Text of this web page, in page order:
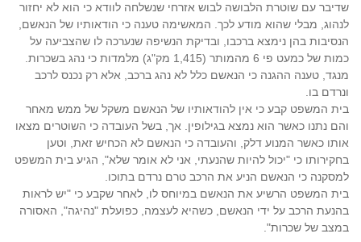
שדיבר עם שוטרת הלבושה לבוש אזרחי שנשלחה לוודא כי הוא לא יחזור
לנהוג, מבלי שהוא מודע לכך. המאשימה טענה כי הודאותיו של הנאשם,
הנסיבות בהן נימצא ברכבו, ובדיקת הנשיפה שנערכה לו שהצביעה על
כמות של כמעט פי 6 מהמותר (1,415 מק"ג) מלמדות כי נהג בשכרות.
מנגד, טענה ההגנה כי הנאשם כלל לא נהג ברכב, אלא רק נכנס לרכב
ונרדם בו.
בית המשפט קבע כי אין להודאותיו של הנאשם משקל של ממש מאחר
והם נתנו כאשר הוא נמצא בגילופין. אך, בשל העובדה כי השוטרים מצאו
אותו כאשר המנוע דלק, והעובדה כי הנאשם לא הכחיש זאת, וטען
בחקירותו כי "יכול להיות שהנעתי, אני לא אומר שלא", הגיע בית המשפט
למסקנה כי הנאשם הניע את הרכב טרם נרדם בתוכו.
בית המשפט הרשיע את הנאשם במיוחס לו, לאחר שקבע כי "יש לראות
בהנעת הרכב על ידי הנאשם, כשהיא לעצמה, כפועלת "נהיגה", האסורה
במצב של שכרות".